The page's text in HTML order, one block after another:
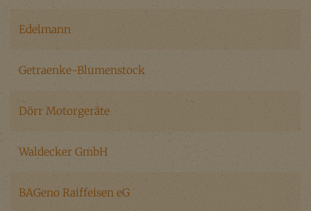
Edelmann
Getraenke-Blumenstock
Dörr Motorgeräte
Waldecker GmbH
BAGeno Raiffeisen eG